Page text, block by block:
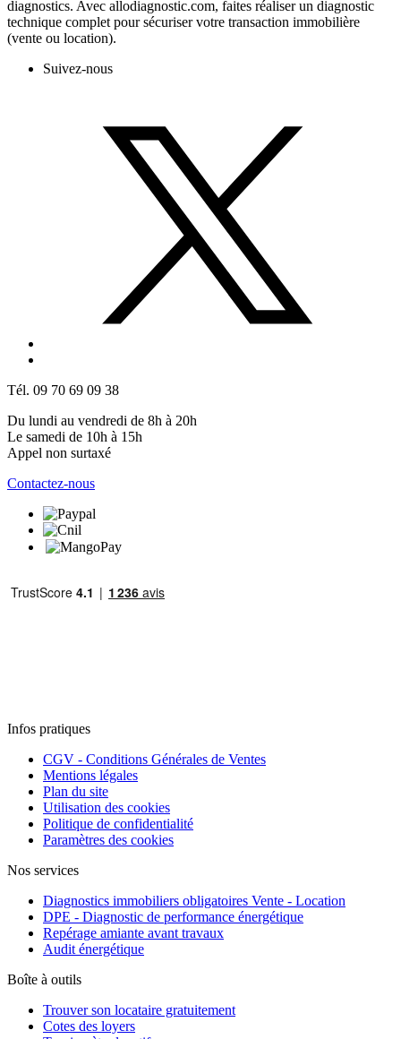
diagnostics. Avec allodiagnostic.com, faites réaliser un diagnostic
technique complet pour sécuriser votre transaction immobilière
(vente ou location).
Suivez-nous
Tél. 09 70 69 09 38
Du lundi au vendredi de 8h à 20h
Le samedi de 10h à 15h
Appel non surtaxé
Contactez-nous
Infos pratiques
CGV - Conditions Générales de Ventes
Mentions légales
Plan du site
Utilisation des cookies
Politique de confidentialité
Paramètres des cookies
Nos services
Diagnostics immobiliers obligatoires Vente - Location
DPE - Diagnostic de performance énergétique
Repérage amiante avant travaux
Audit énergétique
Boîte à outils
Trouver son locataire gratuitement
Cotes des loyers